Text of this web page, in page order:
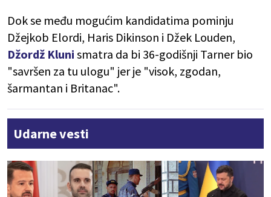
Dok se među mogućim kandidatima pominju
Džejkob Elordi, Haris Dikinson i Džek Louden,
Džordž Kluni smatra da bi 36-godišnji Tarner bio
"savršen za tu ulogu" jer je "visok, zgodan,
šarmantan i Britanac".
Udarne vesti